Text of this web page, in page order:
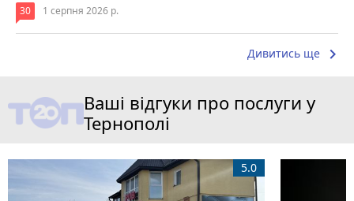
30 1 серпня 2026 р.
Дивитись ще keyboard_arrow_right
Ваші відгуки про послуги у
Тернополі
5.0